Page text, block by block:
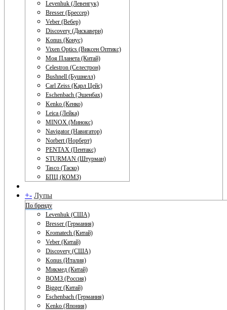
Levenhuk (Левенгук)
Bresser (Брессер)
Veber (Вебер)
Discovery (Дискавери)
Konus (Конус)
Vixen Optics (Виксен Оптикс)
Моя Планета (Китай)
Celestron (Селестрон)
Bushnell (Бушнелл)
Carl Zeiss (Карл Цейс)
Eschenbach (Эшенбах)
Kenko (Кенко)
Leica (Лейка)
MINOX (Минокс)
Navigator (Навигатор)
Norbert (Норберт)
PENTAX (Пентакс)
STURMAN (Штурман)
Tasco (Таско)
БПЦ (КОМЗ)
+- Лупы
По бренду
Levenhuk (США)
Bresser (Германия)
Kromatech (Китай)
Veber (Китай)
Discovery (США)
Konus (Италия)
Микмед (Китай)
ВОМЗ (Россия)
Bigger (Китай)
Eschenbach (Германия)
Kenko (Япония)